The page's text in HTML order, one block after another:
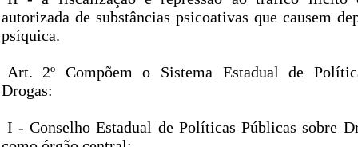
autorizada de substâncias psicoativas que causem
psíquica.
Art. 2º Compõem o Sistema Estadual de
Drogas:
I - Conselho Estadual de Políticas Públicas sobre